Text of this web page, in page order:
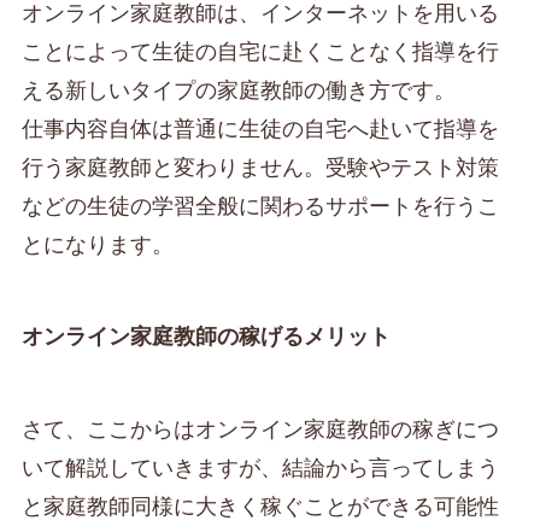
オンライン家庭教師は、インターネットを用いる
ことによって生徒の自宅に赴くことなく指導を行
える新しいタイプの家庭教師の働き方です。
仕事内容自体は普通に生徒の自宅へ赴いて指導を
行う家庭教師と変わりません。受験やテスト対策
などの生徒の学習全般に関わるサポートを行うこ
とになります。
オンライン家庭教師の稼げるメリット
さて、ここからはオンライン家庭教師の稼ぎにつ
いて解説していきますが、結論から言ってしまう
と家庭教師同様に大きく稼ぐことができる可能性